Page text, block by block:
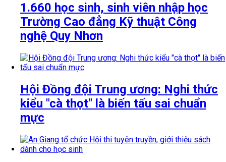
1.660 học sinh, sinh viên nhập học
Trường Cao đẳng Kỹ thuật Công
nghệ Quy Nhơn
Hội Đồng đội Trung ương: Nghi thức
kiểu "cà thọt" là biến tấu sai chuẩn
mực